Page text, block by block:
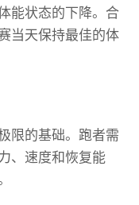
能状态的下降。合
当天保持最佳的体
限的基础。跑者需
、速度和恢复能